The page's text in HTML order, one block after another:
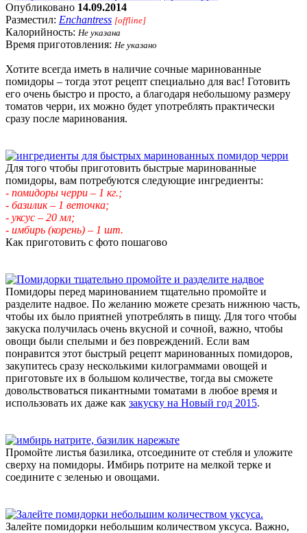
Опубликовано 14.09.2014
Разместил: Enchantress [offline]
Калорийность: Не указана
Время приготовления: Не указано
Хотите всегда иметь в наличие сочные маринованные
помидоры – тогда этот рецепт специально для вас! Готовить
его очень быстро и просто, а благодаря небольшому размеру
томатов черри, их можно будет употреблять практически
сразу после маринования.
Для того чтобы приготовить быстрые маринованные
помидоры, вам потребуются следующие ингредиенты:
- помидоры черри – 1 кг.;
- базилик – 1 веточка;
- уксус – 20 мл;
- имбирь (корень) – 1 шт.
Как приготовить с фото пошагово
Помидоры перед маринованием тщательно промойте и
разделите надвое. По желанию можете срезать нижнюю часть,
чтобы их было приятней употреблять в пищу. Для того чтобы
закуска получилась очень вкусной и сочной, важно, чтобы
овощи были спелыми и без повреждений. Если вам
понравится этот быстрый рецепт маринованных помидоров,
закупитесь сразу несколькими килограммами овощей и
приготовьте их в большом количестве, тогда вы сможете
довольствоваться пикантными томатами в любое время и
использовать их даже как закуску на Новый год 2015.
Промойте листья базилика, отсоедините от стебля и уложите
сверху на помидоры. Имбирь потрите на мелкой терке и
соедините с зеленью и овощами.
Залейте помидорки небольшим количеством уксуса. Важно,